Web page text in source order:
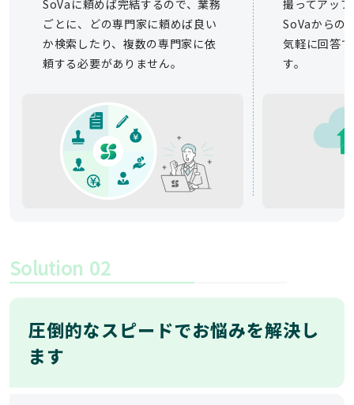
SoVaに頼めば完結するので、業務
ごとに、どの専門家に頼めば良い
か検索したり、複数の専門家に依
頼する必要がありません。
撮ってアッ
SoVaからの
気軽に回答
す。
Solution 02
圧倒的なスピードでお悩みを解決し
ます